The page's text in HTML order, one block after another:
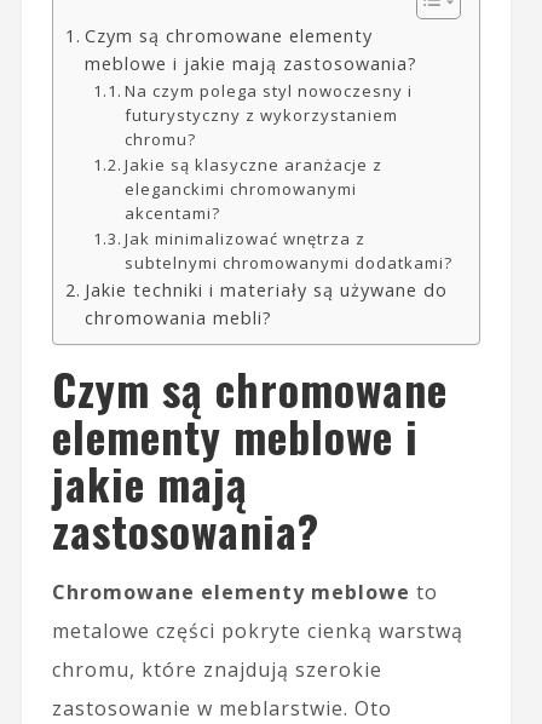
Czym są chromowane elementy
meblowe i jakie mają zastosowania?
Na czym polega styl nowoczesny i
futurystyczny z wykorzystaniem
chromu?
Jakie są klasyczne aranżacje z
eleganckimi chromowanymi
akcentami?
Jak minimalizować wnętrza z
subtelnymi chromowanymi dodatkami?
Jakie techniki i materiały są używane do
chromowania mebli?
Czym są chromowane
elementy meblowe i
jakie mają
zastosowania?
Chromowane elementy meblowe to
metalowe części pokryte cienką warstwą
chromu, które znajdują szerokie
zastosowanie w meblarstwie. Oto